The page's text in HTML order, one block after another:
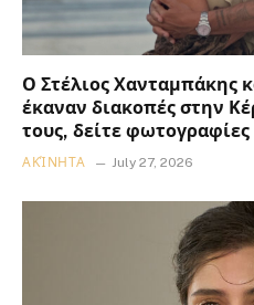
Ο Στέλιος Χανταμπάκης
έκαναν διακοπές στην
τους, δείτε φωτογραφίες
ΑΚΊΝΗΤΑ July 27, 2026